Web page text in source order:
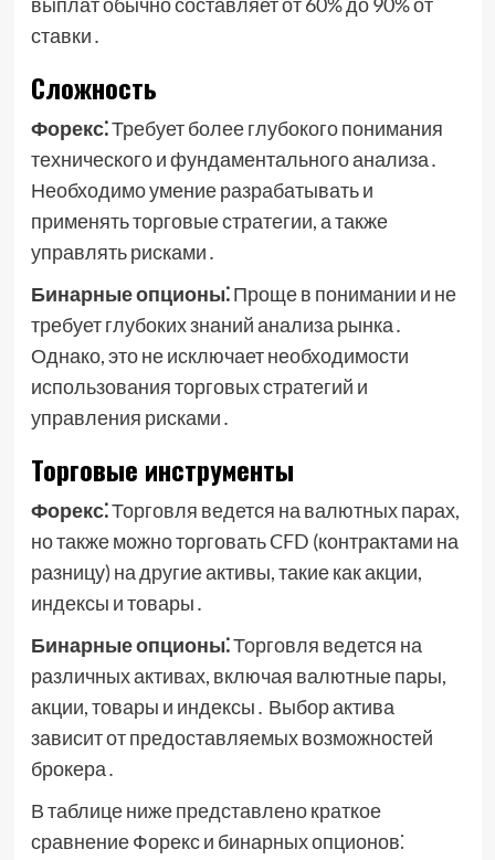
ставки․
Сложность
Форекс⁚Требует более глубокого понимания
технического и фундаментального анализа․
Необходимо умение разрабатывать и
применять торговые стратегии, а также
управлять рисками․
Бинарные опционы⁚Проще в понимании и не
требует глубоких знаний анализа рынка․
Однако, это не исключает необходимости
использования торговых стратегий и
управления рисками․
Торговые инструменты
Форекс⁚Торговля ведется на валютных парах,
но также можно торговать CFD (контрактами на
разницу) на другие активы, такие как акции,
индексы и товары․
Бинарные опционы⁚Торговля ведется на
различных активах, включая валютные пары,
акции, товары и индексы․ Выбор актива
зависит от предоставляемых возможностей
брокера․
В таблице ниже представлено краткое
сравнение Форекс и бинарных опционов⁚